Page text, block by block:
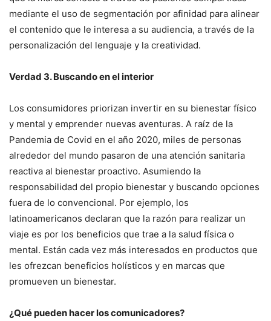
mediante el uso de segmentación por afinidad para alinear
el contenido que le interesa a su audiencia, a través de la
personalización del lenguaje y la creatividad.
Verdad 3.Buscando en el interior
Los consumidores priorizan invertir en su bienestar físico
y mental y emprender nuevas aventuras. A raíz de la
Pandemia de Covid en el año 2020, miles de personas
alrededor del mundo pasaron de una atención sanitaria
reactiva al bienestar proactivo. Asumiendo la
responsabilidad del propio bienestar y buscando opciones
fuera de lo convencional. Por ejemplo, los
latinoamericanos declaran que la razón para realizar un
viaje es por los beneficios que trae a la salud física o
mental. Están cada vez más interesados en productos que
les ofrezcan beneficios holísticos y en marcas que
promueven un bienestar.
¿Qué pueden hacer los comunicadores?